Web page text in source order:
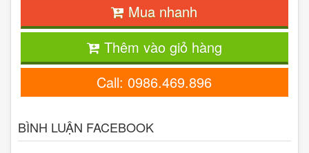
Mua nhanh
Thêm vào giỏ hàng
Call: 0986.469.896
BÌNH LUẬN FACEBOOK